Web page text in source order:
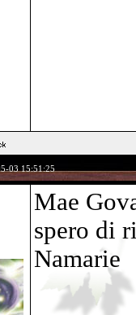
03 15:51:25
Mae
spero di
Namarie